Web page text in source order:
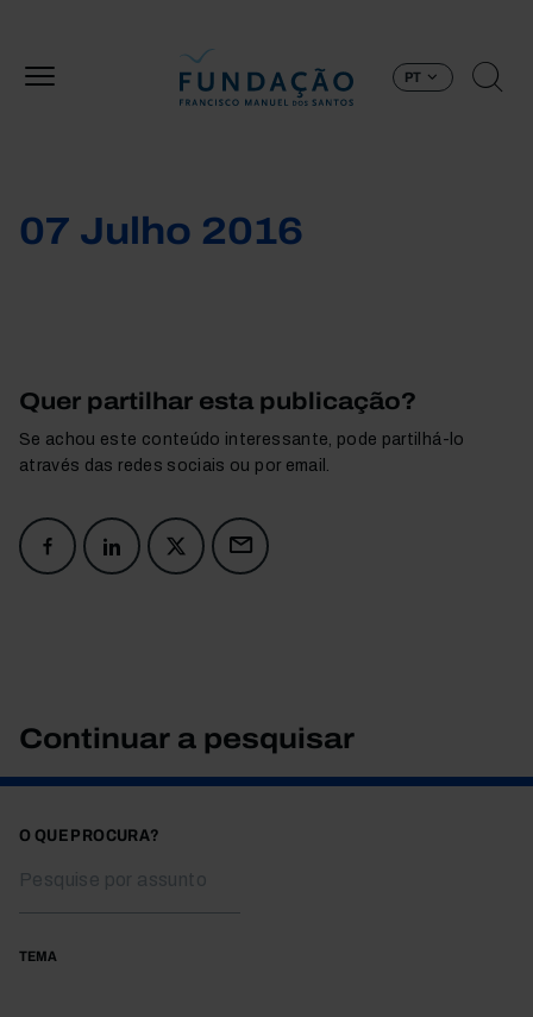
PT
07 Julho 2016
Quer partilhar esta publicação?
Se achou este conteúdo interessante, pode partilhá-lo
através das redes sociais ou por email.
Continuar a pesquisar
O QUE PROCURA?
TEMA